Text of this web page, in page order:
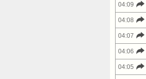
04:09
04:08
04:07
04:06
04:05